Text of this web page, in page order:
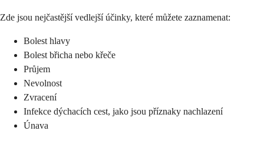
Zde jsou nejčastější vedlejší účinky, které můžete zaznamenat:
Bolest hlavy
Bolest břicha nebo křeče
Průjem
Nevolnost
Zvracení
Infekce dýchacích cest, jako jsou příznaky nachlazení
Únava